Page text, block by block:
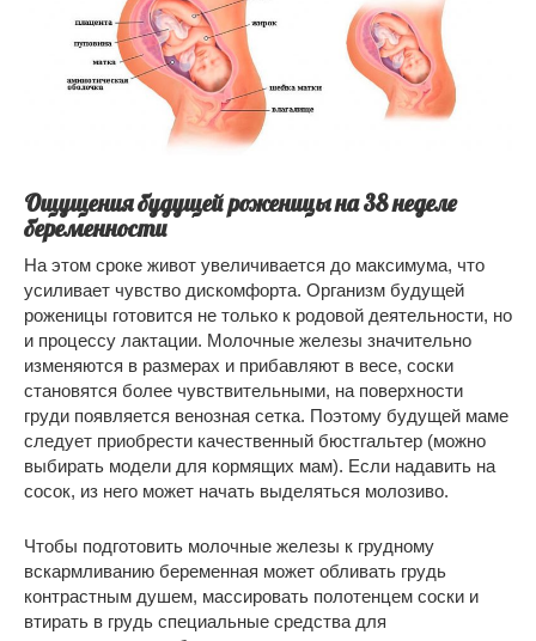
Ощущения будущей роженицы на 38 неделе
беременности
На этом сроке живот увеличивается до максимума, что
усиливает чувство дискомфорта. Организм будущей
роженицы готовится не только к родовой деятельности, но
и процессу лактации. Молочные железы значительно
изменяются в размерах и прибавляют в весе, соски
становятся более чувствительными, на поверхности
груди появляется венозная сетка. Поэтому будущей маме
следует приобрести качественный бюстгальтер (можно
выбирать модели для кормящих мам). Если надавить на
сосок, из него может начать выделяться молозиво.
Чтобы подготовить молочные железы к грудному
вскармливанию беременная может обливать грудь
контрастным душем, массировать полотенцем соски и
втирать в грудь специальные средства для